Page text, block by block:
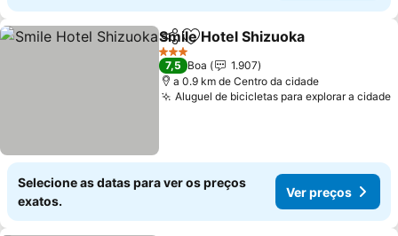
PartilharAdicionar aos favoritos
Smile Hotel Shizuoka
3 Estrelas
7,5 Boa
1.907
a 0.9 km de Centro da cidade
Aluguel de bicicletas para explorar a cidade
Selecione as datas para ver os preços
exatos.
Ver preços